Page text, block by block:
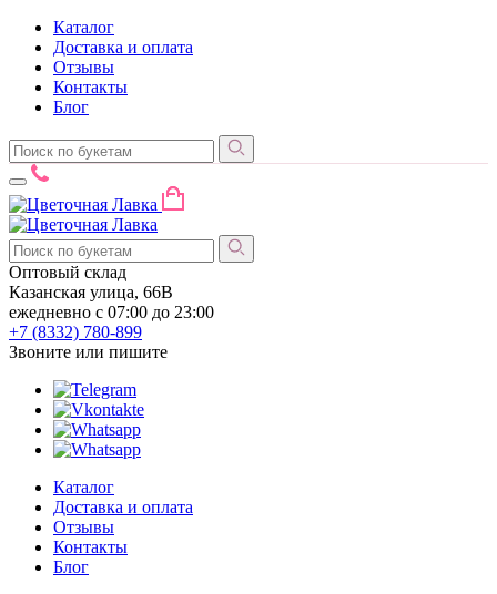
Каталог
Доставка и оплата
Отзывы
Контакты
Блог
Оптовый склад
Казанская улица, 66В
ежедневно с 07:00 до 23:00
+7 (8332) 780-899
Звоните или пишите
Каталог
Доставка и оплата
Отзывы
Контакты
Блог